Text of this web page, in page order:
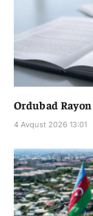
Ordubad
4 Avqust 2026 13:01